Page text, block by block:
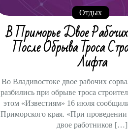
Отдых
В Приморье Двое
После Обрыва Троса
Лифта
Во Владивостоке двое рабочих
разбились при обрыве троса
этом «Известиям» 16 июля
Приморского края. «При
двое работников […]